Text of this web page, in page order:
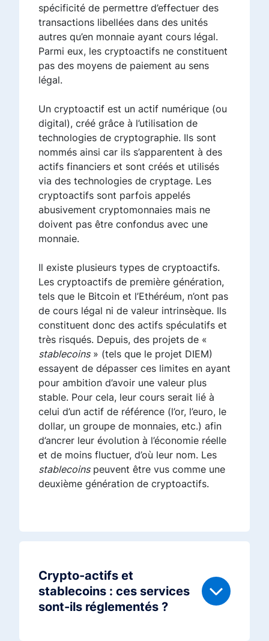
spécificité de permettre d’effectuer des
transactions libellées dans des unités
autres qu’en monnaie ayant cours légal.
Parmi eux, les cryptoactifs ne constituent
pas des moyens de paiement au sens
légal.
Un cryptoactif est un actif numérique (ou
digital), créé grâce à l’utilisation de
technologies de cryptographie. Ils sont
nommés ainsi car ils s’apparentent à des
actifs financiers et sont créés et utilisés
via des technologies de cryptage. Les
cryptoactifs sont parfois appelés
abusivement cryptomonnaies mais ne
doivent pas être confondus avec une
monnaie.
Il existe plusieurs types de cryptoactifs.
Les cryptoactifs de première génération,
tels que le Bitcoin et l’Ethéréum, n’ont pas
de cours légal ni de valeur intrinsèque. Ils
constituent donc des actifs spéculatifs et
très risqués. Depuis, des projets de «
stablecoins» (tels que le projet DIEM)
essayent de dépasser ces limites en ayant
pour ambition d’avoir une valeur plus
stable. Pour cela, leur cours serait lié à
celui d’un actif de référence (l’or, l’euro, le
dollar, un groupe de monnaies, etc.) afin
d’ancrer leur évolution à l’économie réelle
et de moins fluctuer, d’où leur nom. Les
stablecoinspeuvent être vus comme une
deuxième génération de cryptoactifs.
Crypto-actifs et
stablecoins : ces services
sont-ils réglementés ?